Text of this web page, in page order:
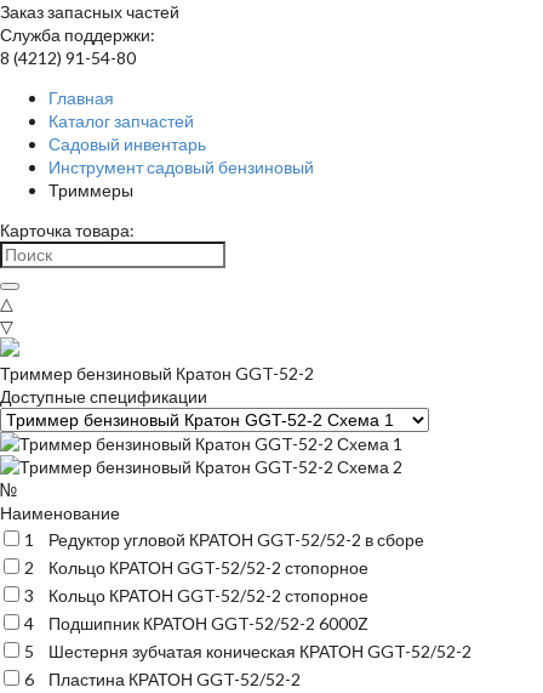
Заказ запасных частей
Служба поддержки:
8 (4212) 91-54-80
Главная
Каталог запчастей
Садовый инвентарь
Инструмент садовый бензиновый
Триммеры
Карточка товара:
△
▽
Триммер бензиновый Кратон GGT-52-2
Доступные спецификации
№
Наименование
1
Редуктор угловой КРАТОН GGT-52/52-2 в сборе
2
Кольцо КРАТОН GGT-52/52-2 стопорное
3
Кольцо КРАТОН GGT-52/52-2 стопорное
4
Подшипник КРАТОН GGT-52/52-2 6000Z
5
Шестерня зубчатая коническая КРАТОН GGT-52/52-2
6
Пластина КРАТОН GGT-52/52-2